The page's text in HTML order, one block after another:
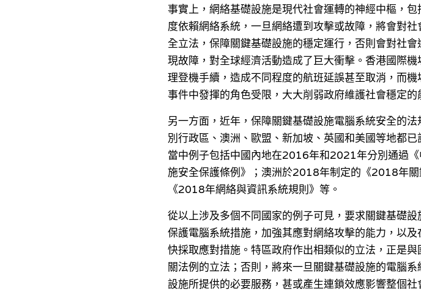
事實上，網絡基礎設施是現代社會運轉的神經中樞，
度依賴網絡系統，一旦網絡遭到攻擊或故障，將會對
全立法，保障關鍵基礎設施的穩定運行，否則會對社
現故障，對全球經濟活動造成了巨大衝擊。香港國際
理登機手續，造成不同程度的航班延誤甚至取消，而
事件中發揮的角色受限，大大削弱政府維護社會穩定的
另一方面，近年，保障關鍵基礎設施電腦系統安全的
別行政區、澳洲、歐盟、新加坡、英國和美國等地都
當中例子包括中國內地在2016年和2021年分別通過
施安全保護條例》；澳洲於2018年制定的《2018年
《2018年網絡與資訊系統規則》等。
從以上涉及多個不同國家的例子可見，要求關鍵基礎
保護電腦系統措施，加強其應對網絡攻擊的能力，以
快採取應對措施。特區政府作出相類似的立法，正是
關法例的立法；否則，將來一旦關鍵基礎設施的電腦
設施所提供的必要服務，甚或產生連鎖效應影響整個